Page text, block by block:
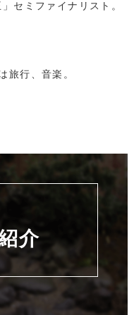
セミファイナリスト。
旅行、音楽。
介